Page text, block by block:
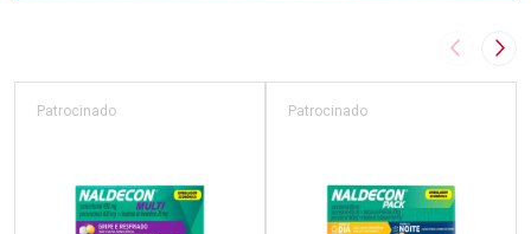
Imagem
Patrocinado Patrocinado